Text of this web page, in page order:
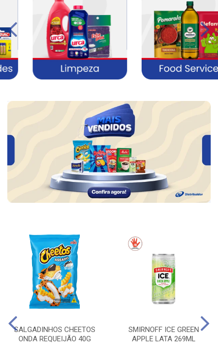
SALGADINHOS CHEETOS
ONDA REQUEIJÃO 40G
SMIRNOFF ICE GREEN
APPLE LATA 269ML